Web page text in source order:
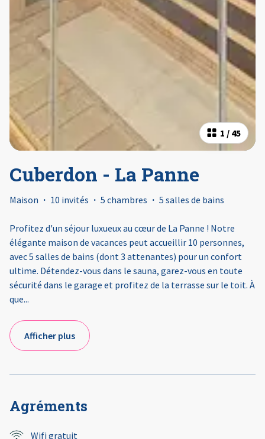
1 / 45
Cuberdon - La Panne
Maison · 10 invités · 5 chambres · 5 salles de bains
Profitez d'un séjour luxueux au cœur de La Panne ! Notre
élégante maison de vacances peut accueillir 10 personnes,
avec 5 salles de bains (dont 3 attenantes) pour un confort
ultime. Détendez-vous dans le sauna, garez-vous en toute
sécurité dans le garage et profitez de la terrasse sur le toit. À
que...
Afficher plus
Agréments
Wifi gratuit